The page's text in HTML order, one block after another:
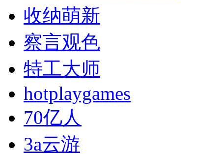
收纳萌新
察言观色
特工大师
hotplaygames
70亿人
3a云游